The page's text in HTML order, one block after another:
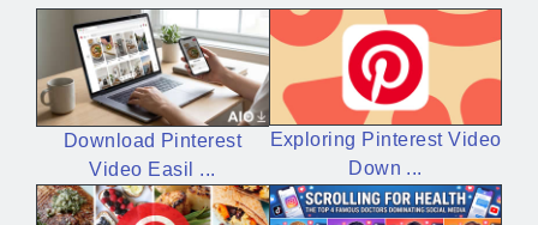
Download Pinterest
Video Easil ...
Exploring Pinterest Video
Down ...